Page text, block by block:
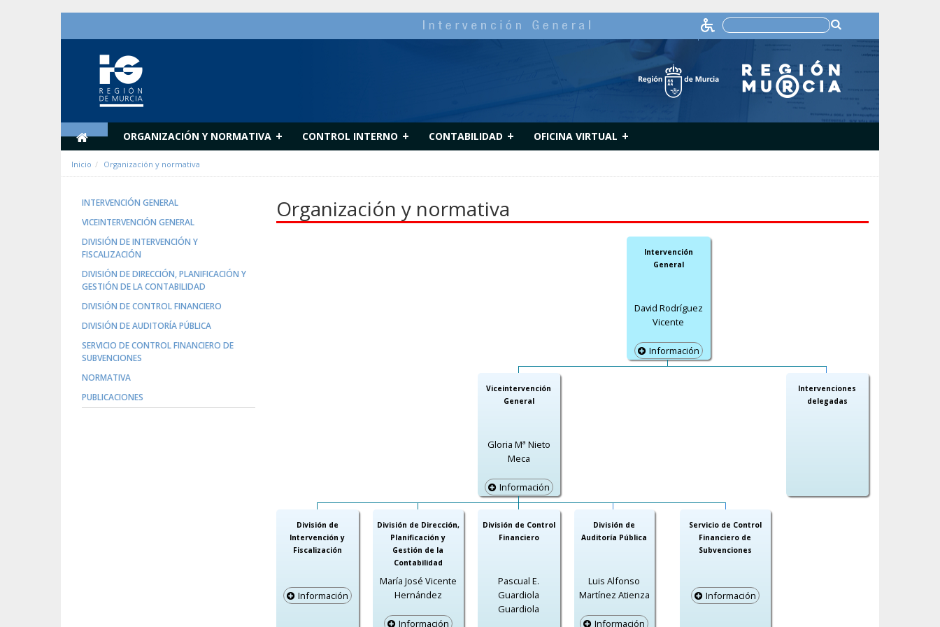
ORGANIZACIÓN Y NORMATIVA + CONTROL INTERNO + CONTABILIDAD + OFICINA VIRTUAL +
Inicio Organización y normativa
INTERVENCIÓN GENERAL
VICEINTERVENCIÓN GENERAL
DIVISIÓN DE INTERVENCIÓN Y
FISCALIZACIÓN
DIVISIÓN DE DIRECCIÓN, PLANIFICACIÓN Y
GESTIÓN DE LA CONTABILIDAD
DIVISIÓN DE CONTROL FINANCIERO
DIVISIÓN DE AUDITORÍA PÚBLICA
SERVICIO DE CONTROL FINANCIERO DE
SUBVENCIONES
NORMATIVA
PUBLICACIONES
Organización y normativa
Intervención
General
David Rodríguez
Vicente
Información
Viceintervención
General
Gloria Mª Nieto
Meca
Información
Intervenciones
delegadas
División de
Intervención y
Fiscalización
Información
División de Dirección,
Planificación y
Gestión de la
Contabilidad
María José Vicente
Hernández
Información
División de Control
Financiero
Pascual E.
Guardiola
Guardiola
División de
Auditoría Pública
Luis Alfonso
Martínez Atienza
Información
Servicio de Control
Financiero de
Subvenciones
Información